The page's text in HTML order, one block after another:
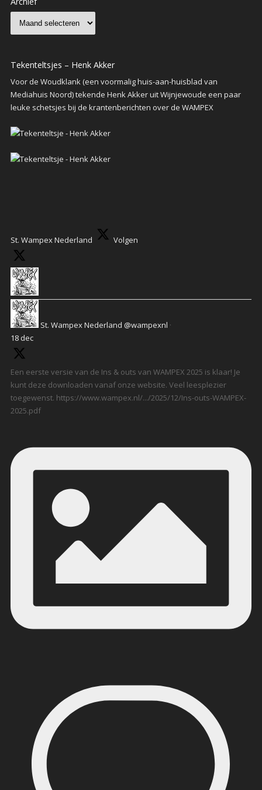
Tekenteltsjes – Henk Akker
Voor de Woudklank (een voormalig huis-aan-huisblad van
Mediahuis Noord) tekende Henk Akker uit Wijnjewoude een paar
leuke schetsjes bij de krantenberichten over de WAMPEX
St. Wampex Nederland Volgen
St. Wampex Nederland @wampexnl ·
18 dec
Een eerste versie van de Ins & outs van WAMPEX 2025 is klaar! Je
kunt deze downloaden vanaf onze website. Veel leesplezier
toegewenst. https://www.wampex.nl/.../2025/12/Ins-outs-WAMPEX-
2025.pdf